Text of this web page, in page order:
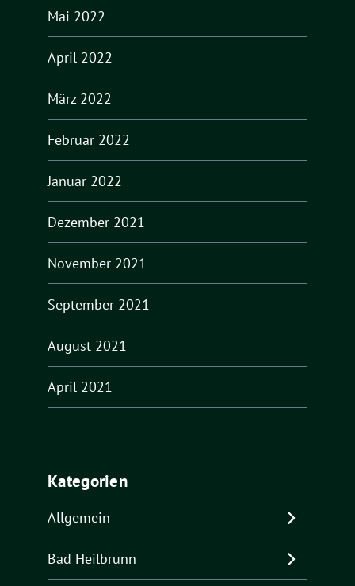
Mai 2022
April 2022
März 2022
Februar 2022
Januar 2022
Dezember 2021
November 2021
September 2021
August 2021
April 2021
Kategorien
Allgemein
Bad Heilbrunn